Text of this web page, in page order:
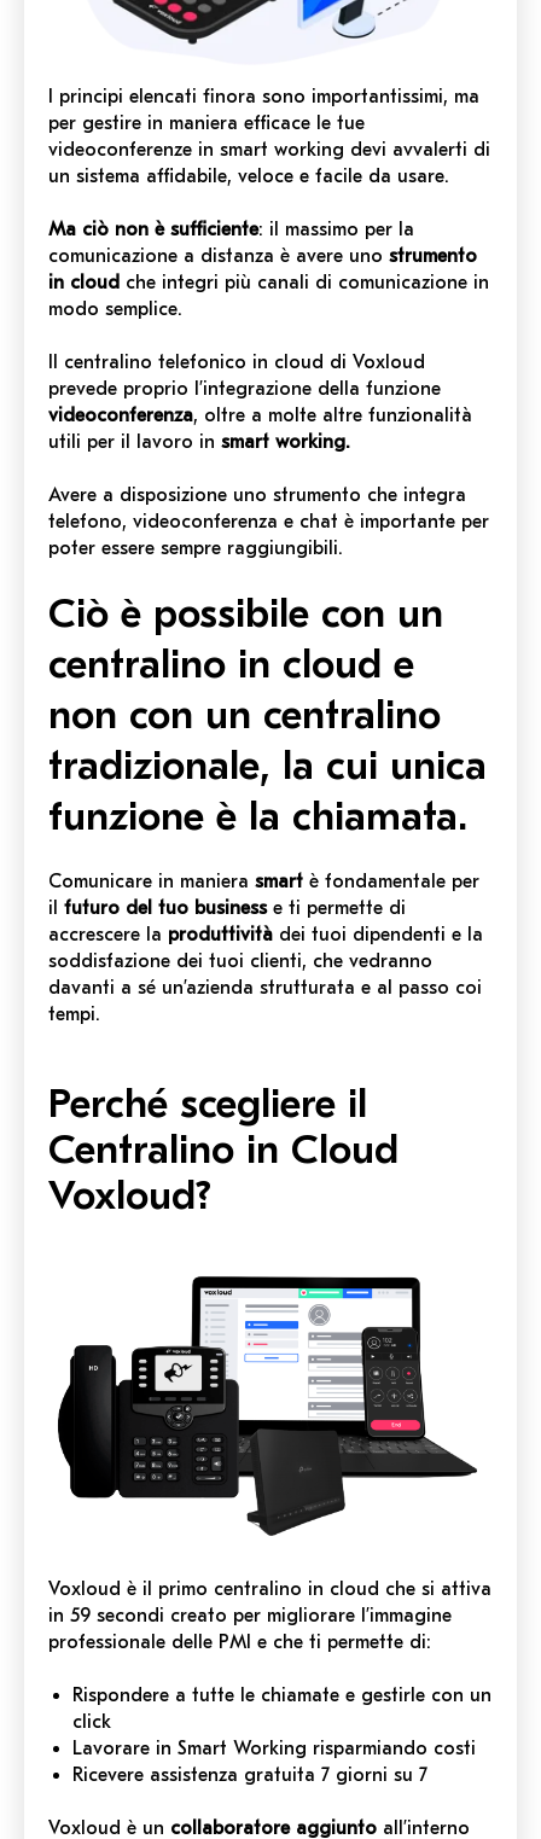
I principi elencati finora sono importantissimi, ma
per gestire in maniera efficace le tue
videoconferenze in smart working devi avvalerti di
un sistema affidabile, veloce e facile da usare.
Ma ciò non è sufficiente: il massimo per la
comunicazione a distanza è avere uno strumento
in cloud che integri più canali di comunicazione in
modo semplice.
Il centralino telefonico in cloud di Voxloud
prevede proprio l’integrazione della funzione
videoconferenza, oltre a molte altre funzionalità
utili per il lavoro in smart working.
Avere a disposizione uno strumento che integra
telefono, videoconferenza e chat è importante per
poter essere sempre raggiungibili.
Ciò è possibile con un
centralino in cloud e
non con un centralino
tradizionale, la cui unica
funzione è la chiamata.
Comunicare in maniera smart è fondamentale per
il futuro del tuo business e ti permette di
accrescere la produttività dei tuoi dipendenti e la
soddisfazione dei tuoi clienti, che vedranno
davanti a sé un’azienda strutturata e al passo coi
tempi.
Perché scegliere il
Centralino in Cloud
Voxloud?
Voxloud è il primo centralino in cloud che si attiva
in 59 secondi creato per migliorare l’immagine
professionale delle PMI e che ti permette di:
Rispondere a tutte le chiamate e gestirle con un
click
Lavorare in Smart Working risparmiando costi
Ricevere assistenza gratuita 7 giorni su 7
Voxloud è un collaboratore aggiunto all’interno